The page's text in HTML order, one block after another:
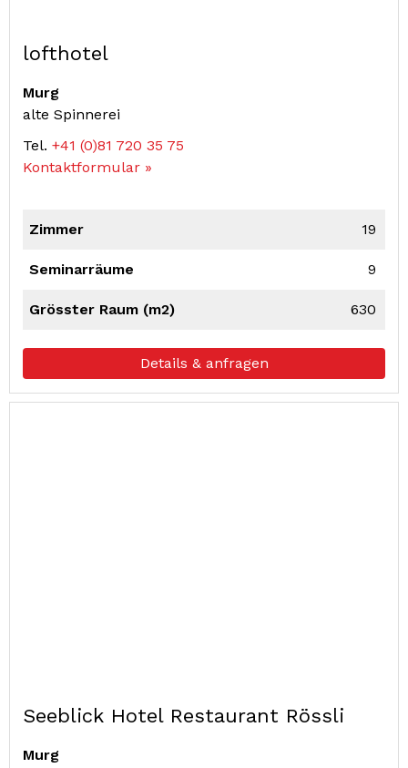
lofthotel
Murg
alte Spinnerei
Tel. +41 (0)81 720 35 75
Kontaktformular »
Zimmer 19
Seminarräume 9
Grösster Raum (m2) 630
Details & anfragen
Seeblick Hotel Restaurant Rössli
Murg